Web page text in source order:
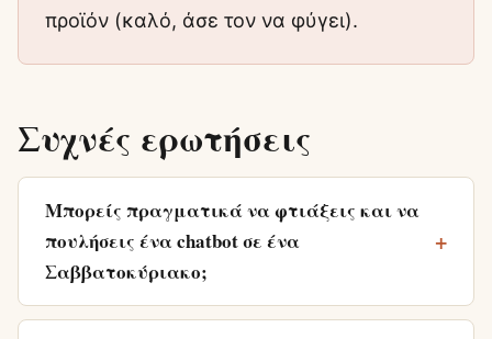
προϊόν (καλό, άσε τον να φύγει).
Συχνές ερωτήσεις
Μπορείς πραγματικά να φτιάξεις και να
πουλήσεις ένα chatbot σε ένα
Σαββατοκύριακο;